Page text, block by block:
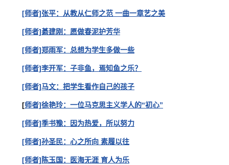
[师者]张平：从教从仁师之范 一曲一章艺之美
[师者]綦建刚：愿做春泥护芳华
[师者]郑雨军：总想为学生多做一些
[师者]李开军：子非鱼，焉知鱼之乐？
[师者]马文：把学生看作自己的孩子
[师者]徐艳玲：一位马克思主义学人的“初心”
[师者]季书豫：因为热爱，所以努力
[师者]孙圣民：心之所向 素履以往
[师者]陈玉国：医海无涯 育人为乐